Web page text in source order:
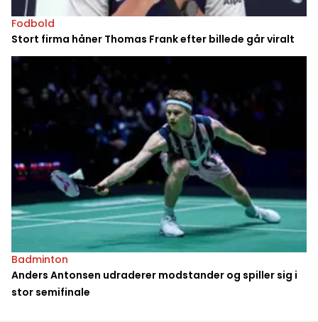
Fodbold
Stort firma håner Thomas Frank efter billede går viralt
Badminton
Anders Antonsen udraderer modstander og spiller sig i
stor semifinale